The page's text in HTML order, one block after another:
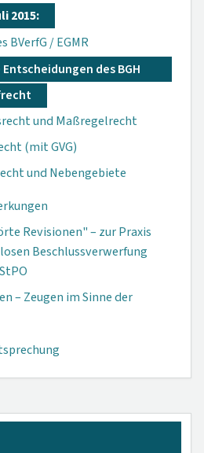
2015:
BVerfG / EGMR
des BGH
und Maßregelrecht
(mit GVG)
und Nebengebiete
Revisionen" – zur Praxis
Beschlussverwerfung
– Zeugen im Sinne der